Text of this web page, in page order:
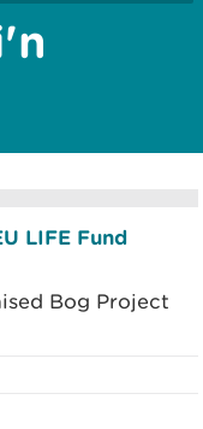
LIFE Fund
Bog Project